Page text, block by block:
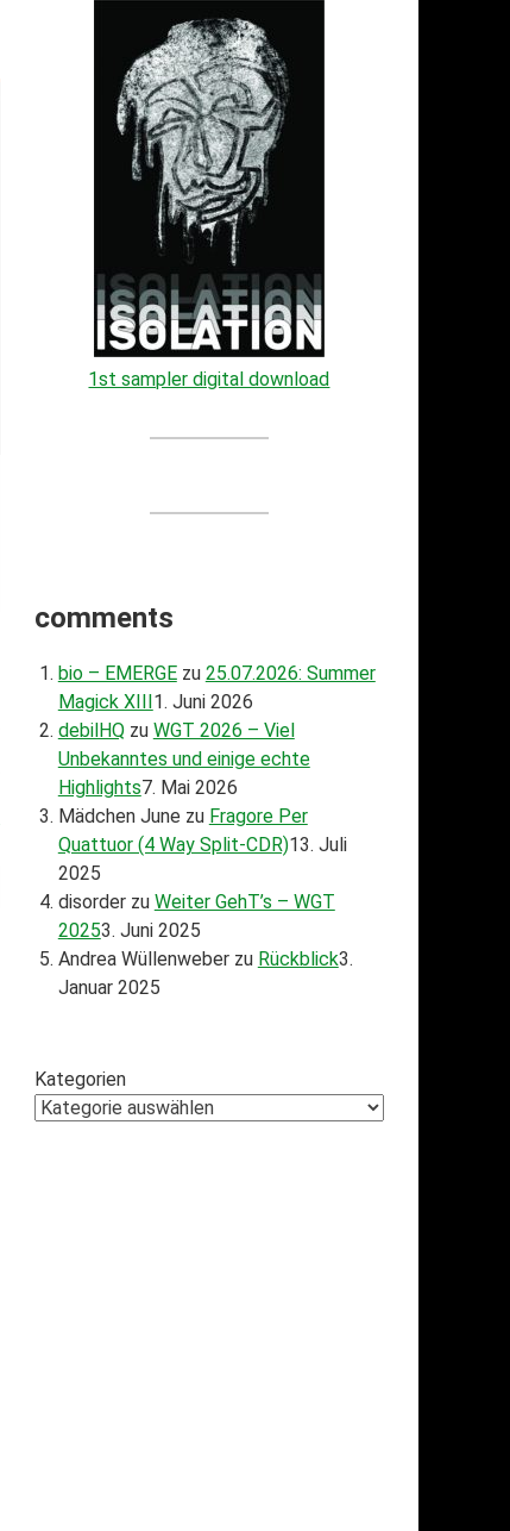
1st sampler digital download
comments
bio – EMERGEzu 25.07.2026: Summer
Magick XIII1. Juni 2026
debilHQzu WGT 2026 – Viel
Unbekanntes und einige echte
Highlights7. Mai 2026
Mädchen June zu Fragore Per
Quattuor (4 Way Split-CDR)13. Juli
2025
disorderzu Weiter GehT’s – WGT
20253. Juni 2025
Andrea Wüllenweberzu Rückblick3.
Januar 2025
Kategorien